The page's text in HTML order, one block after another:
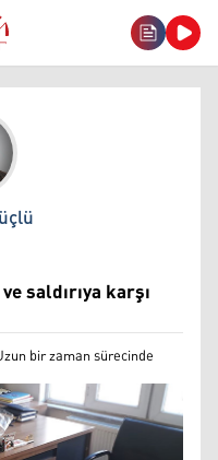
saldırıya karşı
bir zaman sürecinde